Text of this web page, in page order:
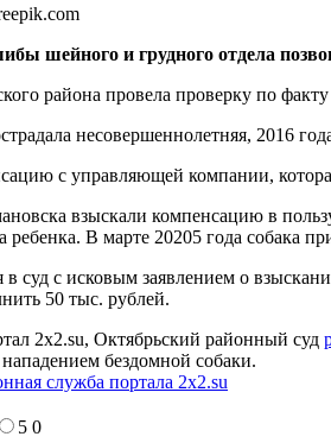
шейного и грудного отдела
района провела проверку по
несовершеннолетняя, 2016
с управляющей компании,
взыскали компенсацию в
ребенка. В марте 20205 года собака
в суд с исковым заявлением о
50 тыс. рублей.
2х2.su, Октябрьский районный суд
бездомной собаки.
служба портала 2x2.su
5 0